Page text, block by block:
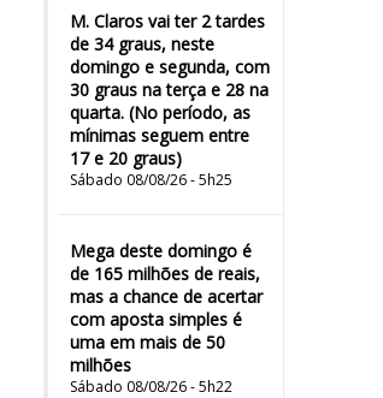
M. Claros vai ter 2 tardes
de 34 graus, neste
domingo e segunda, com
30 graus na terça e 28 na
quarta. (No período, as
mínimas seguem entre
17 e 20 graus)
Sábado 08/08/26 - 5h25
Mega deste domingo é
de 165 milhões de reais,
mas a chance de acertar
com aposta simples é
uma em mais de 50
milhões
Sábado 08/08/26 - 5h22